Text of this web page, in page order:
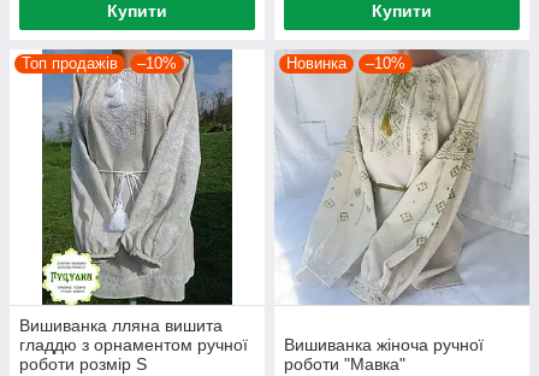
Купити Купити
Топ продажів –10%
Вишиванка лляна вишита
гладдю з орнаментом ручної
роботи розмір S
Новинка –10%
Вишиванка жіноча ручної
роботи "Мавка"